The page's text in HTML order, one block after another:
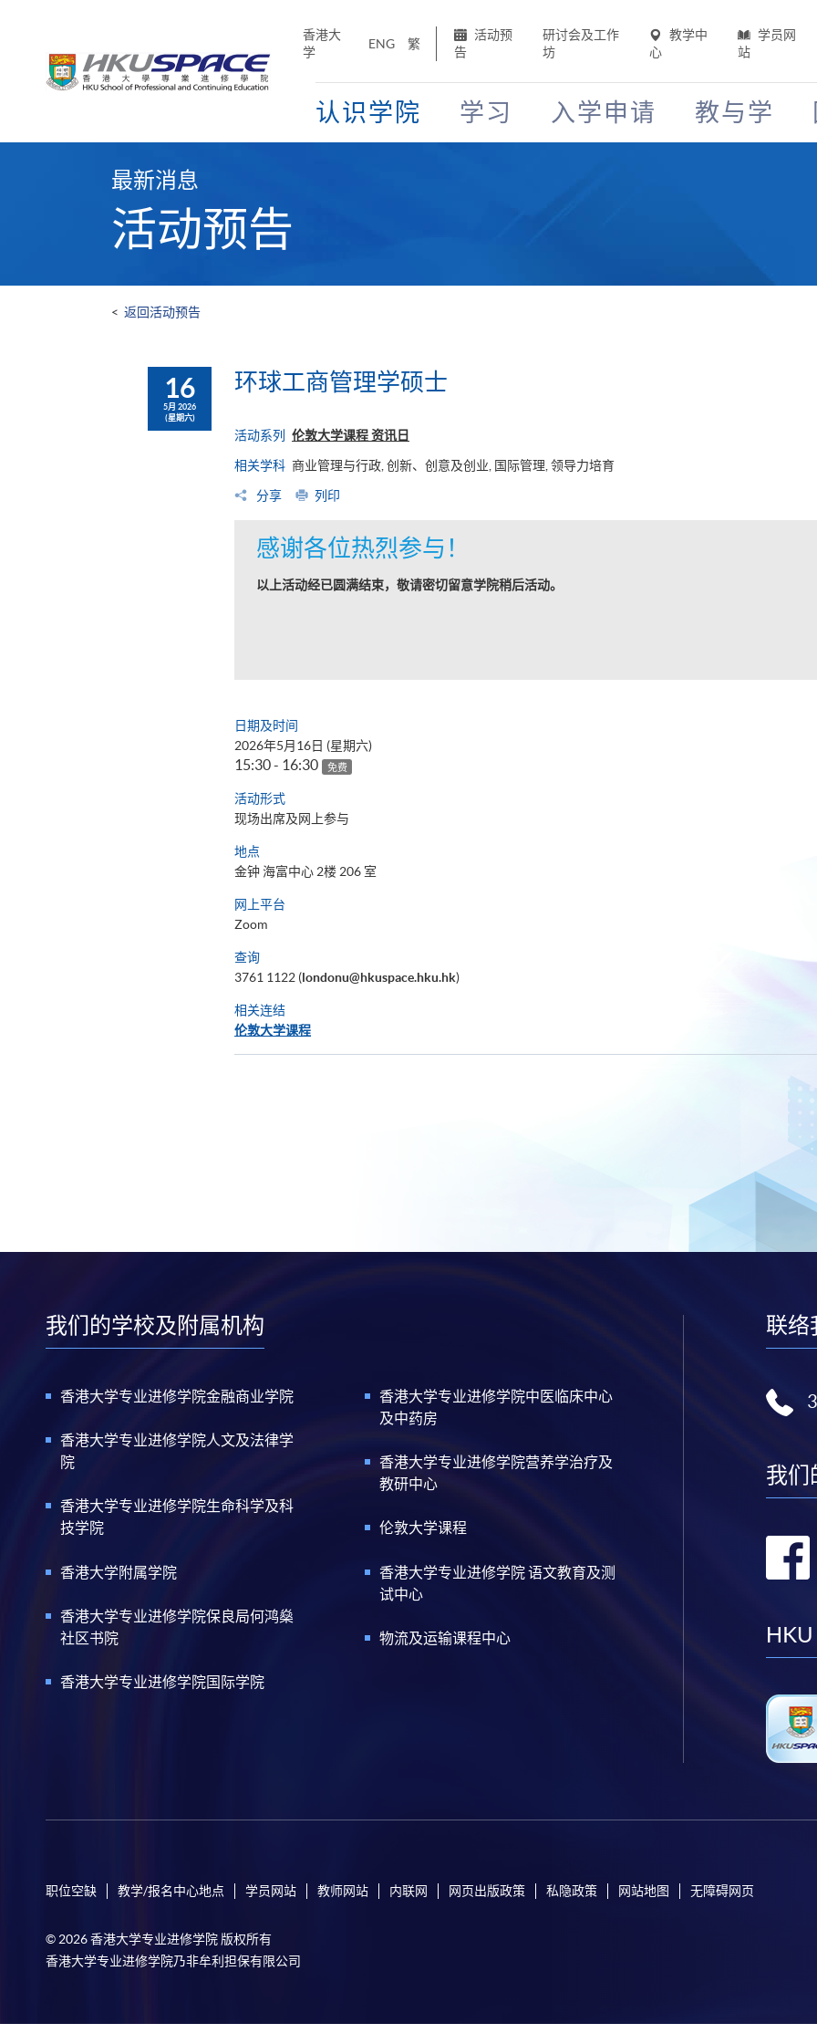
香港大
学
ENG 繁
活动预
告
研讨会及工作
坊
教学中
心
学员网
站
认识学院 学习 入学申请 教与学
最新消息
活动预告
< 返回活动预告
16
5月 2026
(星期六)
环球工商管理学​硕士
活动系列 伦敦大学课程 资讯日
相关学科 商业管理与行政, 创新、创意及创业, 国际管理, 领导力培育
分享 列印
感谢各位热烈参与！
以上活动经已圆满结束，敬请密切留意学院稍后活动。
日期及时间
2026年5月16日 (星期六)
15:30 - 16:30 免费
活动形式
现场出席及网上参与
地点
金钟 海富中心 2楼 206 室
网上平台
Zoom
查询
3761 1122 (londonu@hkuspace.hku.hk)
相关连结
伦敦大学课程
我们的学校及附属机构
香港大学专业进修学院金融商业学院
香港大学专业进修学院人文及法律学
院
香港大学专业进修学院生命科学及科
技学院
香港大学附属学院
香港大学专业进修学院保良局何鸿燊
社区书院
香港大学专业进修学院国际学院
香港大学专业进修学院中医临床中心
及中药房
香港大学专业进修学院营养学治疗及
教研中心
伦敦大学课程
香港大学专业进修学院 语文教育及测
试中心
物流及运输课程中心
联络
我们
HKU
职位空缺 教学/报名中心地点 学员网站 教师网站 内联网 网页出版政策 私隐政策 网站地图 无障碍网页
© 2026 香港大学专业进修学院 版权所有
香港大学专业进修学院乃非牟利担保有限公司